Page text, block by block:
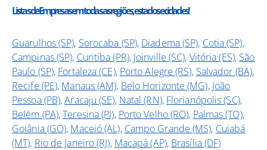
Listas de Empresas em todas as regiões, estados e cidades!
Guarulhos (SP), Sorocaba (SP), Diadema (SP), Cotia (SP),
Campinas (SP), Curitiba (PR), Joinville (SC), Vitória (ES), São
Paulo (SP), Fortaleza (CE), Porto Alegre (RS), Salvador (BA),
Recife (PE), Manaus (AM), Belo Horizonte (MG), João
Pessoa (PB),Aracaju (SE), Natal (RN), Florianópolis (SC),
Belém (PA),Teresina (PI), Porto Velho (RO), Palmas (TO),
Goiânia (GO), Maceió (AL), Campo Grande (MS), Cuiabá
(MT), Rio de Janeiro (RJ), Macapá (AP), Brasília (DF)